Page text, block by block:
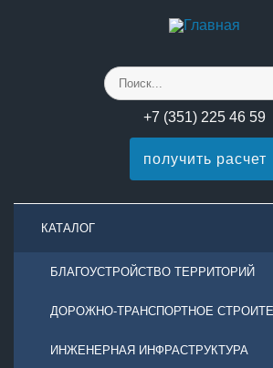
+7 (351) 225 46 59
получить расчет
КАТАЛОГ
БЛАГОУСТРОЙСТВО ТЕРРИТОРИЙ
ДОРОЖНО-ТРАНСПОРТНОЕ
ИНЖЕНЕРНАЯ ИНФРАСТРУКТУРА